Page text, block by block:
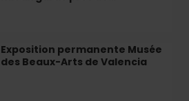
Exposition permanente Musée
des Beaux-Arts de Valencia